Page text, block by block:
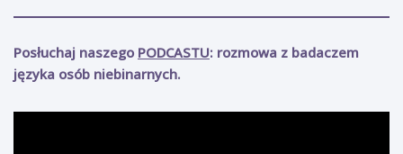
Posłuchaj naszego PODCASTU: rozmowa z badaczem
języka osób niebinarnych.